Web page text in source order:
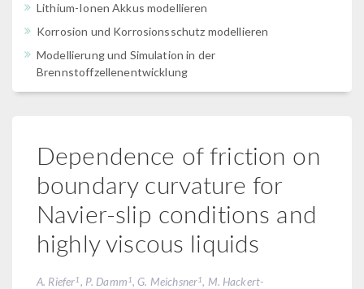
Lithium-Ionen Akkus modellieren
Korrosion und Korrosionsschutz modellieren
Modellierung und Simulation in der
Brennstoffzellenentwicklung
Dependence of friction on
boundary curvature for
Navier-slip conditions and
highly viscous liquids
A. Riefer1, P. Damm 1, G. Meichsner1, M. Hackert-